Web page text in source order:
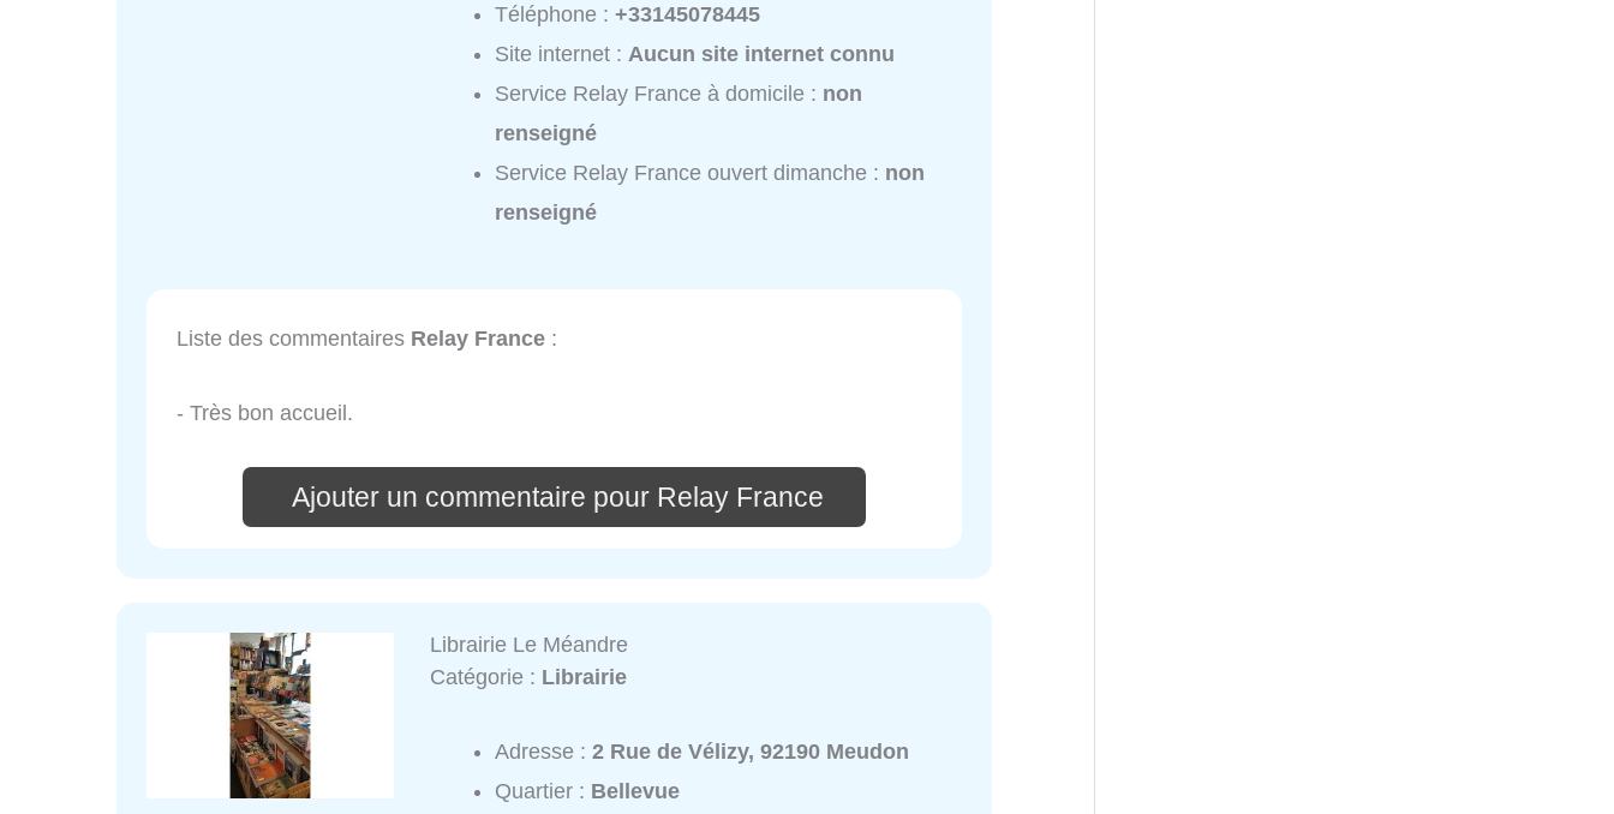
Téléphone :+33145078445
Site internet : Aucun site internet connu
Service Relay France à domicile : non
renseigné
Service Relay France ouvert dimanche : non
renseigné
Liste des commentaires Relay France :
- Très bon accueil.
Ajouter un commentaire pour Relay France
Librairie Le Méandre
Catégorie : Librairie
Adresse :2 Rue de Vélizy, 92190 Meudon
Quartier : Bellevue